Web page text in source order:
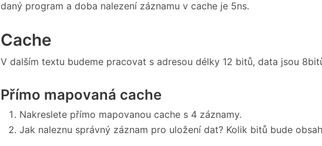
daný program a doba nalezení záznamu v cache je 5ns.
Cache
V dalším textu budeme pracovat s adresou délky 12 bitů, data jsou
Přímo mapovaná cache
Nakreslete přímo mapovanou cache s 4 záznamy.
Jak naleznu správný záznam pro uložení dat? Kolik bitů bude